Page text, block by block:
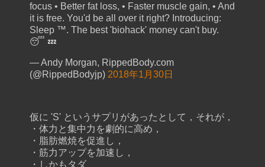
focus • Better fat loss, • Faster muscle gain, • And
it is free. You'd be all over it right? Introducing:
Sleep ™. The best 'biohack' money can't buy.
😴 💤
— Andy Morgan, RippedBody.com
(@RippedBodyjp) 2018年1月30日
仮に 'S' というサプリがあったとして，それが，
・体力と集中力を劇的に高め，
・脂肪燃焼を促進し，
・筋力アップを加速し，
・しかもタダ